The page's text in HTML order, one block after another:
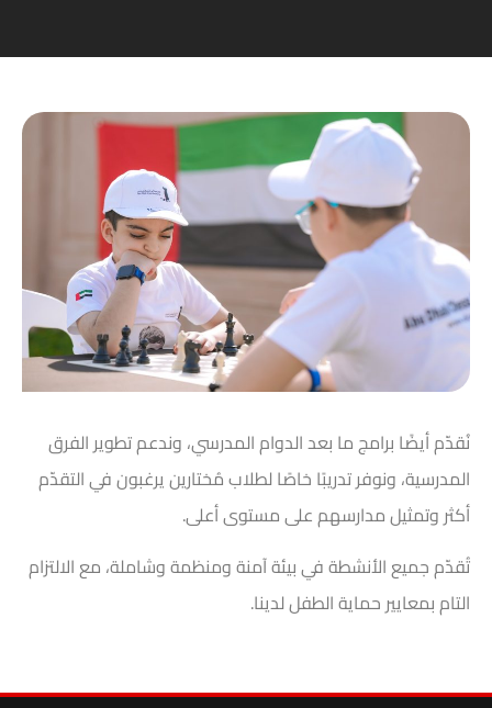
نُقدّم أيضًا برامج ما بعد الدوام المدرسي، وندعم تطوير الفرق
المدرسية، ونوفر تدريبًا خاصًا لطلاب مُختارين يرغبون في التقدّم
أكثر وتمثيل مدارسهم على مستوى أعلى.
تُقدّم جميع الأنشطة في بيئة آمنة ومنظمة وشاملة، مع الالتزام
التام بمعايير حماية الطفل لدينا.